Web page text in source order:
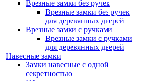
Врезные замки без ручек
Врезные замки без ручек
для деревянных дверей
Врезные замки с ручками
Врезные замки с ручками
для деревянных дверей
Навесные замки
Замки навесные с одной
секретностью